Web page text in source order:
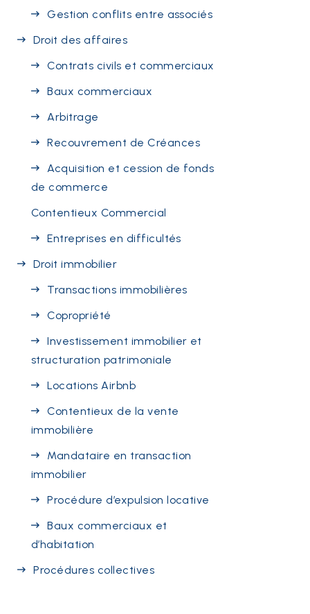
Gestion conflits entre associés
Droit des affaires
Contrats civils et commerciaux
Baux commerciaux
Arbitrage
Recouvrement de Créances
Acquisition et cession de fonds
de commerce
Contentieux Commercial
Entreprises en difficultés
Droit immobilier
Transactions immobilières
Copropriété
Investissement immobilier et
structuration patrimoniale
Locations Airbnb
Contentieux de la vente
immobilière
Mandataire en transaction
immobilier
Procédure d’expulsion locative
Baux commerciaux et
d’habitation
Procédures collectives